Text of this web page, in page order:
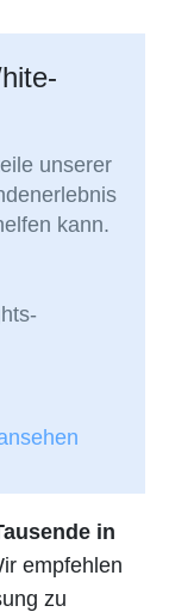
unserer
kann.
in
empfehlen
zu